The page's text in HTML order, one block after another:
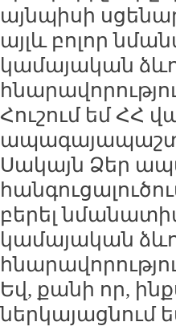
այնպիսի
այլև բոլոր
կամայական
Հուշում եմ ՀՀ
Սակայն Ձեր
բերել
կամայական
Եվ, քանի որ,
ներկայացնում